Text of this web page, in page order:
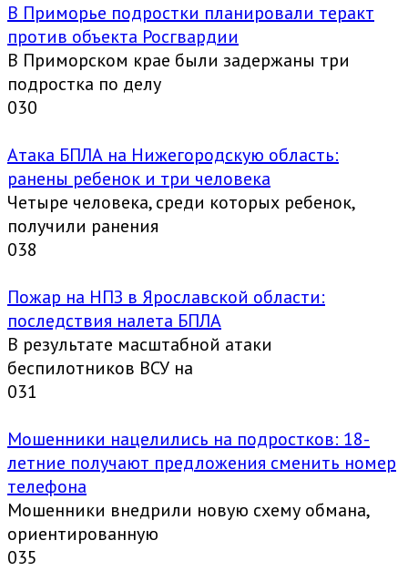
В Приморье подростки планировали теракт
против объекта Росгвардии
В Приморском крае были задержаны три
подростка по делу
030
Атака БПЛА на Нижегородскую область:
ранены ребенок и три человека
Четыре человека, среди которых ребенок,
получили ранения
038
Пожар на НПЗ в Ярославской области:
последствия налета БПЛА
В результате масштабной атаки
беспилотников ВСУ на
031
Мошенники нацелились на подростков: 18-
летние получают предложения сменить номер
телефона
Мошенники внедрили новую схему обмана,
ориентированную
035